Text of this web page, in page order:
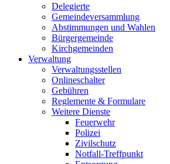
Delegierte
Gemeindeversammlung
Abstimmungen und Wahlen
Bürgergemeinde
Kirchgemeinden
Verwaltung
Verwaltungsstellen
Onlineschalter
Gebühren
Reglemente & Formulare
Weitere Dienste
Feuerwehr
Polizei
Zivilschutz
Notfall-Treffpunkt